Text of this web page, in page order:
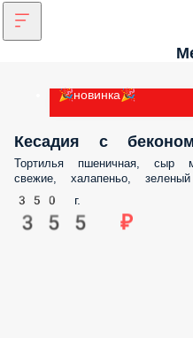
🎉новинка🎉
Кесадия с беконом
Тортилья пшеничная, сыр
халапеньо, зеленый лук
350 г.
355 ₽